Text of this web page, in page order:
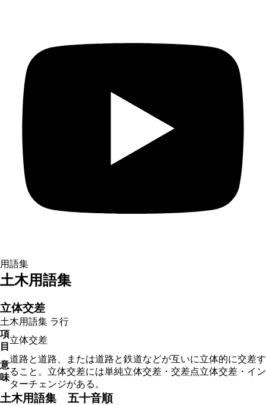
用語集
土木用語集
立体交差
土木用語集 ラ行
項
目
立体交差
意
味
道路と道路、または道路と鉄道などが互いに立体的に交差す
ること。立体交差には単純立体交差・交差点立体交差・イン
ターチェンジがある。
土木用語集 五十音順